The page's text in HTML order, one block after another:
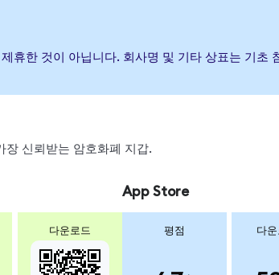
휴한 것이 아닙니다. 회사명 및 기타 상표는 기초
장 신뢰받는 암호화폐 지갑.
다운로드
App Store
평점 다